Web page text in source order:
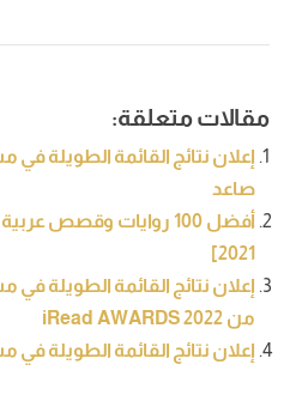
مقالات متعلقة:
إعلان نتائج القائمة الطويلة
صاعد
أفضل 100 روايات وقصص
2021]
إعلان نتائج القائمة الطويلة
من iRead AWARDS 2022
إعلان نتائج القائمة الطويلة